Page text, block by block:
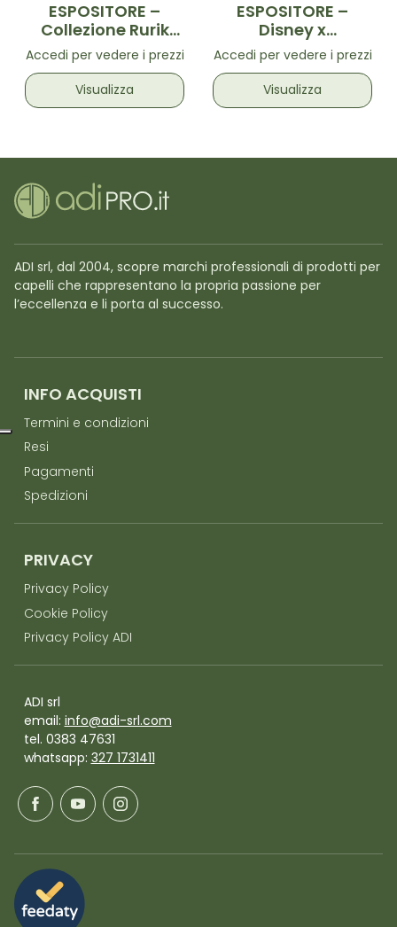
ESPOSITORE –
Collezione Rurik
Gislason
Accedi per vedere i prezzi
Visualizza
ESPOSITORE –
Disney x
Invisibobble
Accedi per vedere i prezzi
Visualizza
ADI srl, dal 2004, scopre marchi professionali di prodotti per
capelli che rappresentano la propria passione per
l’eccellenza e li porta al successo.
INFO ACQUISTI
Termini e condizioni
Resi
Pagamenti
Spedizioni
PRIVACY
Privacy Policy
Cookie Policy
Privacy Policy ADI
ADI srl
email: info@adi-srl.com
tel. 0383 47631
whatsapp: 327 1731411